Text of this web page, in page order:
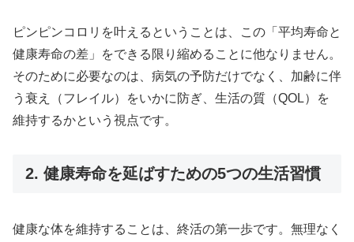
ピンピンコロリを叶えるということは、この「平均寿命と
健康寿命の差」をできる限り縮めることに他なりません。
そのために必要なのは、病気の予防だけでなく、加齢に伴
う衰え（フレイル）をいかに防ぎ、生活の質（QOL）を
維持するかという視点です。
2. 健康寿命を延ばすための5つの生活習慣
健康な体を維持することは、終活の第一歩です。無理なく